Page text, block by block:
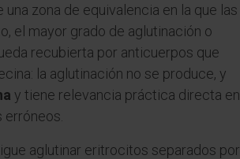
zona de equivalencia en la que las
el mayor grado de aglutinación o
recubierta por anticuerpos que
la aglutinación no se produce, y
y tiene relevancia práctica directa en
aglutinar eritrocitos separados por